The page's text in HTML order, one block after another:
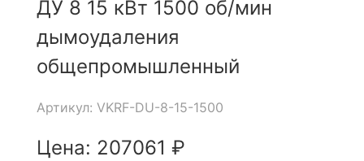
ДУ 8 15 кВт 1500 об/мин
дымоудаления
общепромышленный
Артикул: VKRF-DU-8-15-1500
Цена: 207061 ₽